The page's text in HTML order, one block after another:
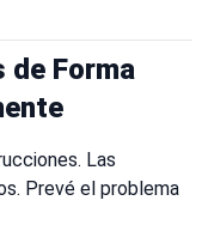
de Forma
Las
Prevé el problema